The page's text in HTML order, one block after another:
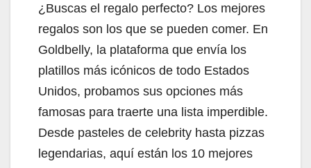
¿Buscas el regalo perfecto? Los mejores
regalos son los que se pueden comer. En
Goldbelly, la plataforma que envía los
platillos más icónicos de todo Estados
Unidos, probamos sus opciones más
famosas para traerte una lista imperdible.
Desde pasteles de celebrity hasta pizzas
legendarias, aquí están los 10 mejores